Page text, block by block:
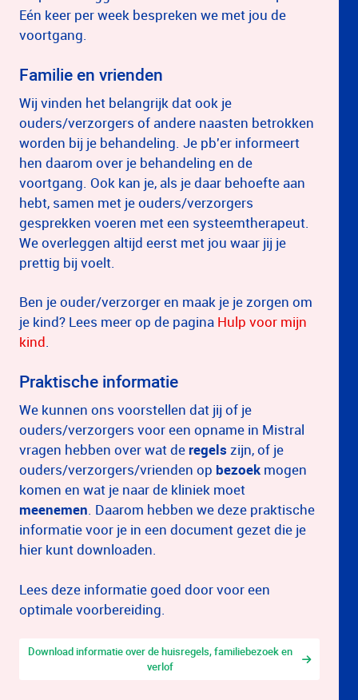
Eén keer per week bespreken we met jou de
voortgang.
Familie en vrienden
Wij vinden het belangrijk dat ook je
ouders/verzorgers of andere naasten betrokken
worden bij je behandeling. Je pb'er informeert
hen daarom over je behandeling en de
voortgang. Ook kan je, als je daar behoefte aan
hebt, samen met je ouders/verzorgers
gesprekken voeren met een systeemtherapeut.
We overleggen altijd eerst met jou waar jij je
prettig bij voelt.
Ben je ouder/verzorger en maak je je zorgen om
je kind? Lees meer op de pagina Hulp voor mijn
kind.
Praktische informatie
We kunnen ons voorstellen dat jij of je
ouders/verzorgers voor een opname in Mistral
vragen hebben over wat de regels zijn, of je
ouders/verzorgers/vrienden op bezoek mogen
komen en wat je naar de kliniek moet
meenemen. Daarom hebben we deze praktische
informatie voor je in een document gezet die je
hier kunt downloaden.
Lees deze informatie goed door voor een
optimale voorbereiding.
Download informatie over de huisregels, familiebezoek en
verlof